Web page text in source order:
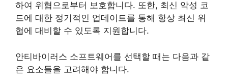
하여 위협으로부터 보호합니다. 또한, 최신 악성 코
드에 대한 정기적인 업데이트를 통해 항상 최신 위
협에 대비할 수 있도록 지원합니다.
안티바이러스 소프트웨어를 선택할 때는 다음과 같
은 요소들을 고려해야 합니다.